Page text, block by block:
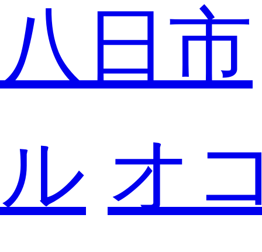
八日市
ル オ